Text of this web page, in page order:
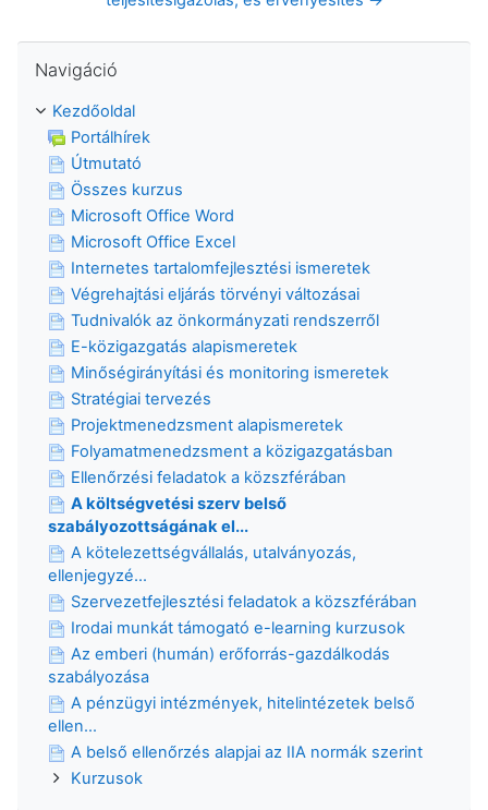
Navigáció
Kezdőoldal
Portálhírek
Útmutató
Összes kurzus
Microsoft Office Word
Microsoft Office Excel
Internetes tartalomfejlesztési ismeretek
Végrehajtási eljárás törvényi változásai
Tudnivalók az önkormányzati rendszerről
E-közigazgatás alapismeretek
Minőségirányítási és monitoring ismeretek
Stratégiai tervezés
Projektmenedzsment alapismeretek
Folyamatmenedzsment a közigazgatásban
Ellenőrzési feladatok a közszférában
A költségvetési szerv belső
szabályozottságának el...
A kötelezettségvállalás, utalványozás,
ellenjegyzé...
Szervezetfejlesztési feladatok a közszférában
Irodai munkát támogató e-learning kurzusok
Az emberi (humán) erőforrás-gazdálkodás
szabályozása
A pénzügyi intézmények, hitelintézetek belső
ellen...
A belső ellenőrzés alapjai az IIA normák szerint
Kurzusok